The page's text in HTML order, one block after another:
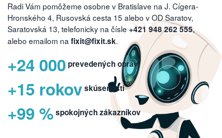
Radi Vám pomôžeme osobne v Bratislave na J. Cígera-
Hronského 4, Rusovská cesta 15 alebo v OD Saratov,
Saratovská 13, telefonicky na čísle +421 948 262 555,
alebo emailom na fixit@fixit.sk.
+24 000 prevedených opráv
+15 rokovskúseností
+99 %spokojných zákazníkov